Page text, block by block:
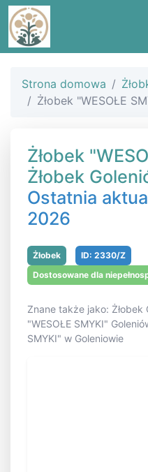
Strona domowa
Żłobek "WESOŁE
Żłobek
Żłobek
Ostatnia
2026
Żłobek
ID: 2330/Z
Dostosowane dla
Znane także jako: Żłobek
"WESOŁE SMYKI"
SMYKI" w Goleniowie